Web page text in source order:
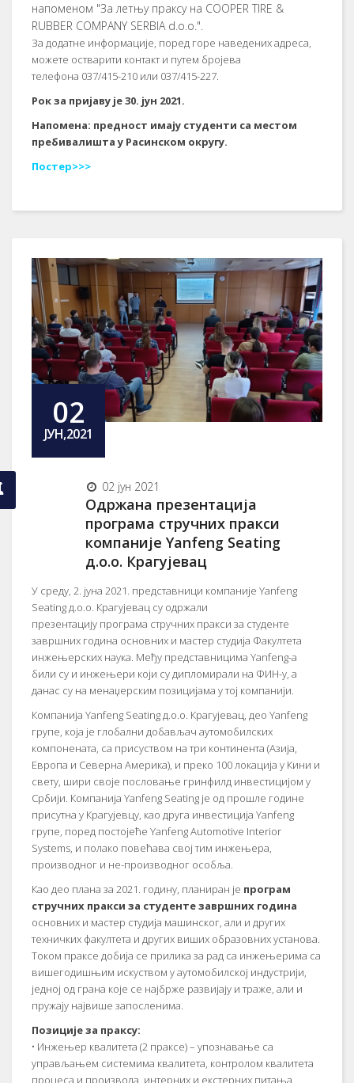
напоменом "За летњу праксу на COOPER TIRE &
RUBBER COMPANY SERBIA d.o.o.".
За додатне информације, поред горе наведених адреса,
можете остварити контакт и путем бројева
телефона 037/415-210 или 037/415-227.
Рок за пријаву је 30. јун 2021.
Напомена: предност имају студенти са местом
пребивалишта у Расинском округу.
Постер>>>
02
ЈУН,2021
02 јун 2021
Одржана презентација
програма стручних пракси
компаније Yanfeng Seating
д.о.о. Крагујевац
У среду, 2. јуна 2021. представници компаније Yanfeng
Seating д.о.о. Крагујевац су одржали
презентацију програма стручних пракси за студенте
завршних година основних и мастер студија Факултета
инжењерских наука. Међу представницима Yanfeng-а
били су и инжењери који су дипломирали на ФИН-у, а
данас су на менаџерским позицијама у тој компанији.
Компанија Yanfeng Seating д.о.о. Крагујевац, део Yanfeng
групе, која је глобални добављач аутомобилских
компонената, са присуством на три континента (Азија,
Европа и Северна Америка), и преко 100 локација у Кини и
свету, шири своје пословање гринфилд инвестицијом у
Србији. Компанија Yanfeng Seating је од прошле године
присутна у Крагујевцу, као друга инвестиција Yanfeng
групе, поред постојеће Yanfeng Automotive Interior
Systems, и полако повећава свој тим инжењера,
производног и не-производног особља.
Као део плана за 2021. годину, планиран је програм
стручних пракси за студенте завршних година
основних и мастер студија машинског, али и других
техничких факултета и других виших образовних установа.
Током праксе добиja сe прилика за рад са инжењерима са
вишегодишњим искуством у аутомобилској индустрији,
једној од грана које се најбрже развијају и траже, али и
пружају највише запосленима.
Позиције за праксу:
• Инжењер квалитета (2 праксе) – упознавање са
управљањем системима квалитета, контролом квалитета
процеса и производа, интерних и екстерних питања